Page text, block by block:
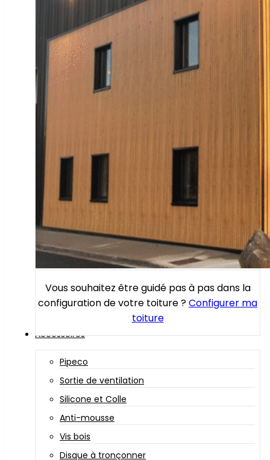
Vous souhaitez être guidé pas à pas dans la
configuration de votre toiture ?Configurer ma
toiture
Accessoires
Pipeco
Sortie de ventilation
Silicone et Colle
Anti-mousse
Vis bois
Disque à tronçonner